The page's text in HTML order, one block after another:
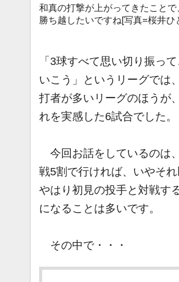
和真の打撃が上がってきたこと
勝ち越したいですね[写真=桜井ひ
「3球すべて思い切り振っ
いこう」というリーグでは
打者が多いリーグのほうが
れを実感した6試合でした。
今回お話をしているのは、
戦5割で行ければ、いやそ
やはり初見の投手と対戦す
になることは多いです。
その中で・・・